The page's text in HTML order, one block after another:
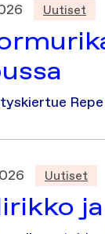
Uutiset
Uutiset